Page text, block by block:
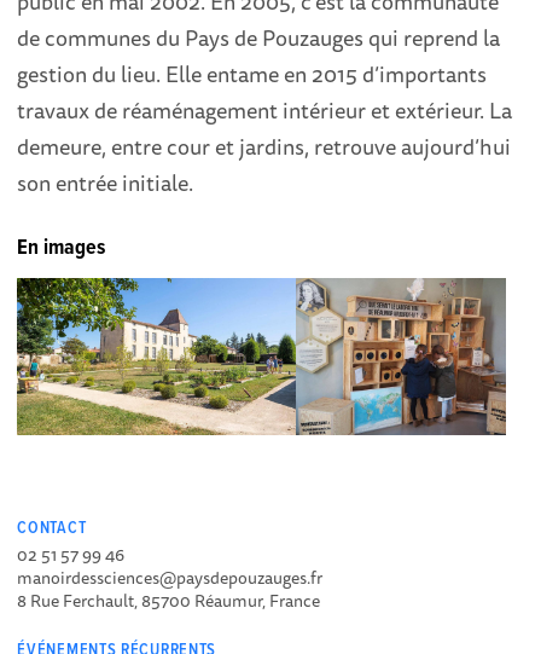
de communes du Pays de Pouzauges qui reprend la
gestion du lieu. Elle entame en 2015 d’importants
travaux de réaménagement intérieur et extérieur. La
demeure, entre cour et jardins, retrouve aujourd’hui
son entrée initiale.
En images
CONTACT
02 51 57 99 46
manoirdessciences@paysdepouzauges.fr
8 Rue Ferchault, 85700 Réaumur, France